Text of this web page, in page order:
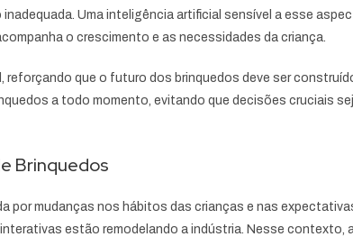
Uma inteligência artificial sensível a esse
o crescimento e as necessidades da criança.
reforçando que o futuro dos brinquedos deve ser
a todo momento, evitando que decisões cruciais
Brinquedos
por mudanças nos hábitos das crianças e nas
estão remodelando a indústria. Nesse contexto,